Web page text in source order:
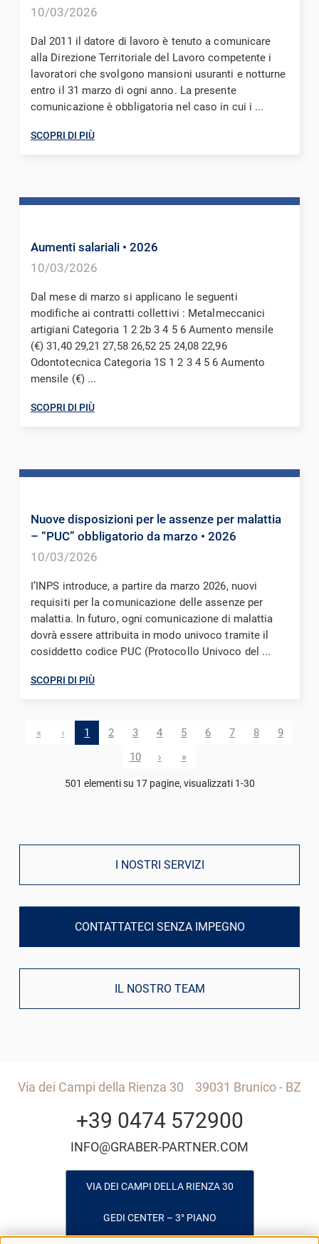
10/03/2026
Dal 2011 il datore di lavoro è tenuto a comunicare
alla Direzione Territoriale del Lavoro competente i
lavoratori che svolgono mansioni usuranti e notturne
entro il 31 marzo di ogni anno. La presente
comunicazione è obbligatoria nel caso in cui i ...
SCOPRI DI PIÙ
Aumenti salariali • 2026
10/03/2026
Dal mese di marzo si applicano le seguenti
modifiche ai contratti collettivi : Metalmeccanici
artigiani Categoria 1 2 2b 3 4 5 6 Aumento mensile
(€) 31,40 29,21 27,58 26,52 25 24,08 22,96
Odontotecnica Categoria 1S 1 2 3 4 5 6 Aumento
mensile (€) ...
SCOPRI DI PIÙ
Nuove disposizioni per le assenze per malattia
– “PUC” obbligatorio da marzo • 2026
10/03/2026
I’INPS introduce, a partire da marzo 2026, nuovi
requisiti per la comunicazione delle assenze per
malattia. In futuro, ogni comunicazione di malattia
dovrà essere attribuita in modo univoco tramite il
cosiddetto codice PUC (Protocollo Univoco del ...
SCOPRI DI PIÙ
« ‹ 1 2 3 4 5 6 7 8
9
10
› »
501 elementi su 17 pagine, visualizzati 1-30
I NOSTRI SERVIZI
CONTATTATECI SENZA IMPEGNO
IL NOSTRO TEAM
Via dei Campi della Rienza 30 39031 Brunico - BZ
+39 0474 572900
INFO@GRABER-PARTNER.COM
VIA DEI CAMPI DELLA RIENZA 30
GEDI CENTER – 3° PIANO